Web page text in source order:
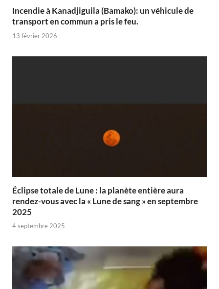
Incendie à Kanadjiguila (Bamako): un véhicule de
transport en commun a pris le feu.
13 février 2026
Éclipse totale de Lune : la planète entière aura
rendez-vous avec la « Lune de sang » en septembre
2025
4 septembre 2025